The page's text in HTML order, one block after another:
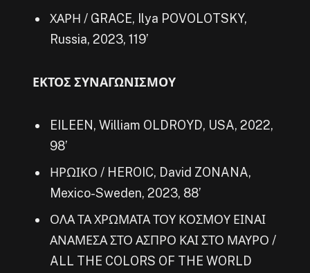
ΧΑΡΗ / GRACE, Ilya POVOLOTSKY,
Russia, 2023, 119’
ΕΚΤΟΣ ΣΥΝΑΓΩΝΙΣΜΟΥ
EILEEN, William OLDROYD, USA, 2022,
98’
ΗΡΩΙΚΟ / HEROIC, David ZONANA,
Mexico-Sweden, 2023, 88’
ΟΛΑ ΤΑ ΧΡΩΜΑΤΑ ΤΟΥ ΚΟΣΜΟΥ ΕΙΝΑΙ
ΑΝΑΜΕΣΑ ΣΤΟ ΑΣΠΡΟ ΚΑΙ ΣΤΟ ΜΑΥΡΟ /
ALL THE COLORS OF THE WORLD